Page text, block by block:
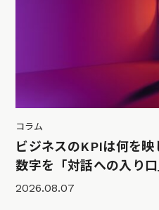
コラム
ビジネスのKPIは何を映
数字を「対話への入り
2026.08.07